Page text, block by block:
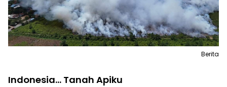
Indonesia... Tanah Apiku
Berita